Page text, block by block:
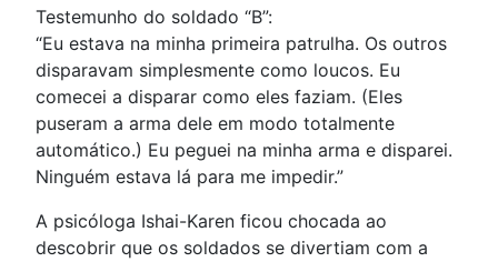
Testemunho do soldado “B”:
“Eu estava na minha primeira patrulha. Os outros
disparavam simplesmente como loucos. Eu
comecei a disparar como eles faziam. (Eles
puseram a arma dele em modo totalmente
automático.) Eu peguei na minha arma e disparei.
Ninguém estava lá para me impedir.”
A psicóloga Ishai-Karen ficou chocada ao
descobrir que os soldados se divertiam com a